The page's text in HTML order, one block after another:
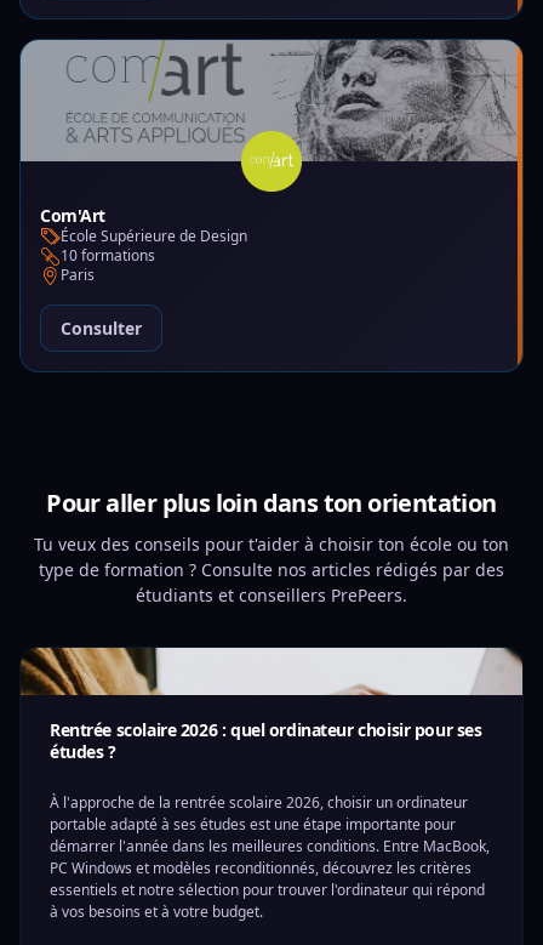
Com'Art
École Supérieure de Design
10 formations
Paris
Consulter
Pour aller plus loin dans ton orientation
Tu veux des conseils pour t'aider à choisir ton école ou ton
type de formation ? Consulte nos articles rédigés par des
étudiants et conseillers PrePeers.
Rentrée scolaire 2026 : quel ordinateur choisir pour ses
études ?
À l'approche de la rentrée scolaire 2026, choisir un ordinateur
portable adapté à ses études est une étape importante pour
démarrer l'année dans les meilleures conditions. Entre MacBook,
PC Windows et modèles reconditionnés, découvrez les critères
essentiels et notre sélection pour trouver l'ordinateur qui répond
à vos besoins et à votre budget.